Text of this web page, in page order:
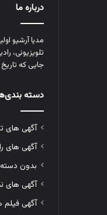
درباره ما
مدیا آرشیو
تلویزیونی،
جایی که
دسته
آگهی های
آگهی های
بدون
آگهی های
آگهی فیلم